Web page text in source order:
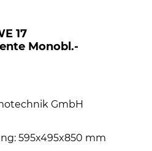
17
Monobl.-
GmbH
595x495x850 mm